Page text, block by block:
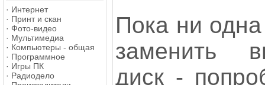
· Интернет
· Принт и скан
· Фото-видео
· Мультимедиа
· Компьютеры - общая
· Программное
· Игры ПК
· Радиодело
Пока ни
заменить
диск -